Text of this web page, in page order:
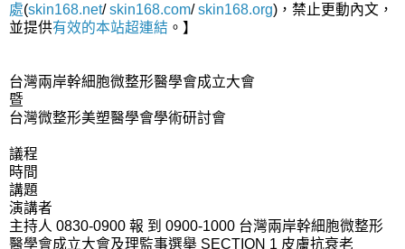
處(skin168.net/skin168.com/skin168.org)，禁止更動內文，
並提供有效的本站超連結 。】
台灣兩岸幹細胞微整形醫學會成立大會
暨
台灣微整形美塑醫學會學術研討會
議程
時間
講題
演講者
主持人 0830-0900 報 到 0900-1000 台灣兩岸幹細胞微整形
醫學會成立大會及理監事選舉 SECTION 1 皮膚抗衰老